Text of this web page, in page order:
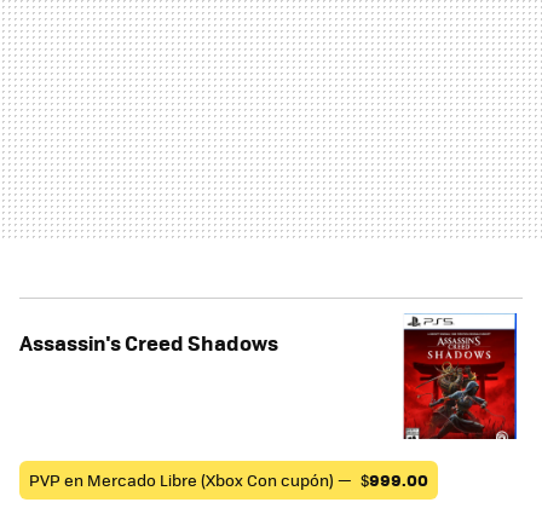
Assassin's Creed Shadows
PVP en Mercado Libre (Xbox Con cupón) — $999.00